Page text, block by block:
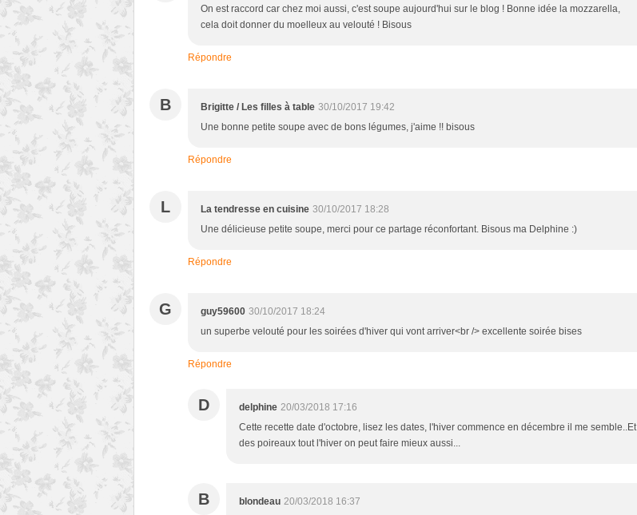
On est raccord car chez moi aussi, c'est soupe aujourd'hui sur le blog ! Bonne idée la mozzarella,
cela doit donner du moelleux au velouté ! Bisous
Répondre
B Brigitte / Les filles à table 30/10/2017 19:42
Une bonne petite soupe avec de bons légumes, j'aime !! bisous
Répondre
L La tendresse en cuisine 30/10/2017 18:28
Une délicieuse petite soupe, merci pour ce partage réconfortant. Bisous ma Delphine :)
Répondre
G guy59600 30/10/2017 18:24
un superbe velouté pour les soirées d'hiver qui vont arriver<br /> excellente soirée bises
Répondre
D delphine 20/03/2018 17:16
Cette recette date d'octobre, lisez les dates, l'hiver commence en décembre il me semble..Et
des poireaux tout l'hiver on peut faire mieux aussi...
B blondeau 20/03/2018 16:37